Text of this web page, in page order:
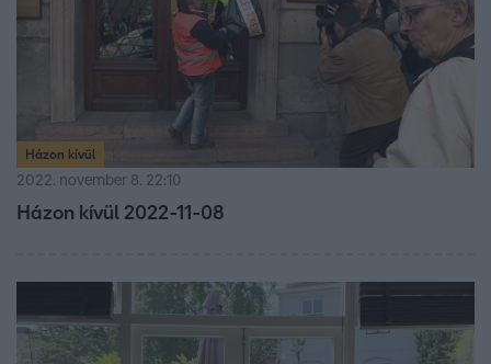
Házon kívül
2022. november 8. 22:10
Házon kívül 2022-11-08